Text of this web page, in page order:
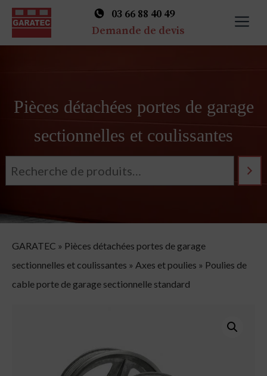
03 66 88 40 49
Demande de devis
Pièces détachées portes de garage
sectionnelles et coulissantes
GARATEC » Pièces détachées portes de garage
sectionnelles et coulissantes » Axes et poulies » Poulies de
cable porte de garage sectionnelle standard